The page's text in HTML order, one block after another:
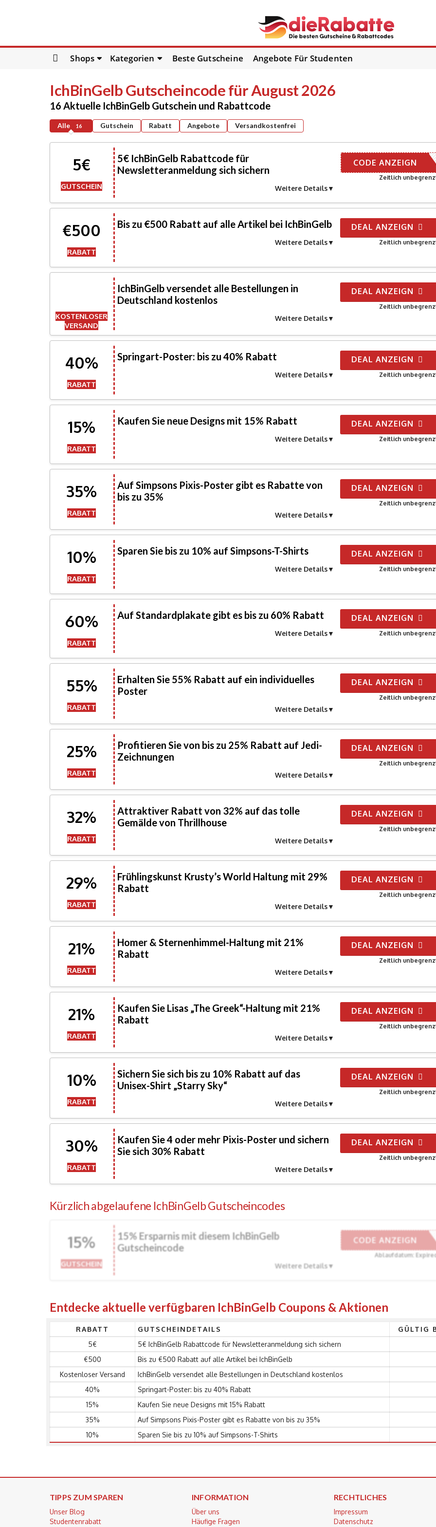
Skip
to
Shops Kategorien Beste Gutscheine Angebote Für Studenten
IchBinGelbGutscheincode für August 2026
16 Aktuelle IchBinGelb Gutschein und Rabattcode
Alle 16 Gutschein Rabatt Angebote Versandkostenfrei
5€
GUTSCHEIN
5€ IchBinGelb Rabattcode für
Newsletteranmeldung sich sichern
Weitere Details
R E-MAIL
CODE ANZEIGN
Zeitlich
€500
RABATT
Bis zu €500 Rabatt auf alle Artikel bei IchBinGelb
Weitere Details
DEAL ANZEIGN
Zeitlich
KOSTENLOSER
VERSAND
IchBinGelb versendet alle Bestellungen in
Deutschland kostenlos
Weitere Details
DEAL ANZEIGN
Zeitlich
40%
RABATT
Springart-Poster: bis zu 40% Rabatt
Weitere Details
DEAL ANZEIGN
Zeitlich
15%
RABATT
Kaufen Sie neue Designs mit 15% Rabatt
Weitere Details
DEAL ANZEIGN
Zeitlich
35%
RABATT
Auf Simpsons Pixis-Poster gibt es Rabatte von
bis zu 35%
Weitere Details
DEAL ANZEIGN
Zeitlich
10%
RABATT
Sparen Sie bis zu 10% auf Simpsons-T-Shirts
Weitere Details
DEAL ANZEIGN
Zeitlich
60%
RABATT
Auf Standardplakate gibt es bis zu 60% Rabatt
Weitere Details
DEAL ANZEIGN
Zeitlich
55%
RABATT
Erhalten Sie 55% Rabatt auf ein individuelles
Poster
Weitere Details
DEAL ANZEIGN
Zeitlich
25%
RABATT
Profitieren Sie von bis zu 25% Rabatt auf Jedi-
Zeichnungen
Weitere Details
DEAL ANZEIGN
Zeitlich
32%
RABATT
Attraktiver Rabatt von 32% auf das tolle
Gemälde von Thrillhouse
Weitere Details
DEAL ANZEIGN
Zeitlich
29%
RABATT
Frühlingskunst Krusty’s World Haltung mit 29%
Rabatt
Weitere Details
DEAL ANZEIGN
Zeitlich
21%
RABATT
Homer & Sternenhimmel-Haltung mit 21%
Rabatt
Weitere Details
DEAL ANZEIGN
Zeitlich
21%
RABATT
Kaufen Sie Lisas „The Greek“-Haltung mit 21%
Rabatt
Weitere Details
DEAL ANZEIGN
Zeitlich
10%
RABATT
Sichern Sie sich bis zu 10% Rabatt auf das
Unisex-Shirt „Starry Sky“
Weitere Details
DEAL ANZEIGN
Zeitlich
30%
RABATT
Kaufen Sie 4 oder mehr Pixis-Poster und sichern
Sie sich 30% Rabatt
Weitere Details
DEAL ANZEIGN
Zeitlich
Kürzlich abgelaufene IchBinGelb Gutscheincodes
15%
GUTSCHEIN
15% Ersparnis mit diesem IchBinGelb
Gutscheincode
Weitere Details
ONAT1515
CODE ANZEIGN
Ablaufdatum:
Entdecke aktuelle verfügbaren IchBinGelb Coupons & Aktionen
RABATT GUTSCHEINDETAILS
GÜLTIG
5€
5€ IchBinGelb Rabattcode für Newsletteranmeldung sich sichern
€500
Bis zu €500 Rabatt auf alle Artikel bei IchBinGelb
Kostenloser Versand
IchBinGelb versendet alle Bestellungen in Deutschland kostenlos
40%
Springart-Poster: bis zu 40% Rabatt
15%
Kaufen Sie neue Designs mit 15% Rabatt
35%
Auf Simpsons Pixis-Poster gibt es Rabatte von bis zu 35%
10%
Sparen Sie bis zu 10% auf Simpsons-T-Shirts
TIPPS ZUM SPAREN
Unser Blog
Studentenrabatt
INFORMATION
Über uns
Häufige Fragen
RECHTLICHES
Impressum
Datenschutz